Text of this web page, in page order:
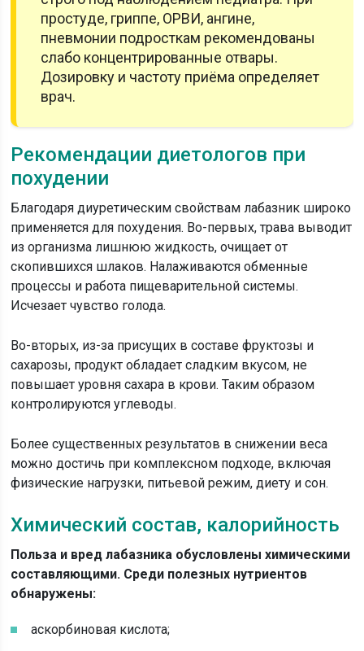
простуде, гриппе, ОРВИ, ангине,
пневмонии подросткам рекомендованы
слабо концентрированные отвары.
Дозировку и частоту приёма определяет
врач.
Рекомендации диетологов при
похудении
Благодаря диуретическим свойствам лабазник широко
применяется для похудения. Во-первых, трава выводит
из организма лишнюю жидкость, очищает от
скопившихся шлаков. Налаживаются обменные
процессы и работа пищеварительной системы.
Исчезает чувство голода.
Во-вторых, из-за присущих в составе фруктозы и
сахарозы, продукт обладает сладким вкусом, не
повышает уровня сахара в крови. Таким образом
контролируются углеводы.
Более существенных результатов в снижении веса
можно достичь при комплексном подходе, включая
физические нагрузки, питьевой режим, диету и сон.
Химический состав, калорийность
Польза и вред лабазника обусловлены химическими
составляющими. Среди полезных нутриентов
обнаружены:
аскорбиновая кислота;